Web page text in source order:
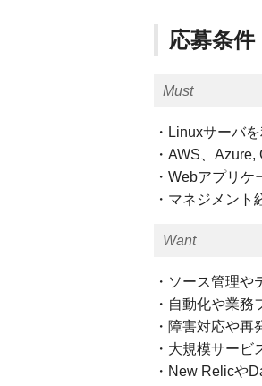
応募条件
Must
・Linuxサーバ
・AWS、
・Webアプリ
・マネジメン
Want
・ソース管理
・自動化や業
・障害対応や再
・大規模サー
・New Relicや